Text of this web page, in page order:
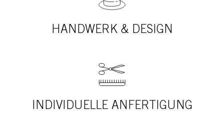
HANDWERK & DESIGN
INDIVIDUELLE ANFERTIGUNG